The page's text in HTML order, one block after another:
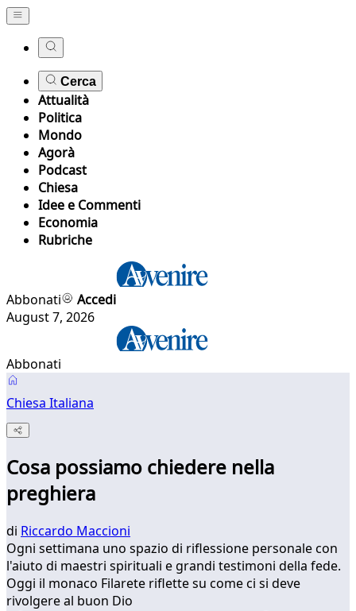
Cerca
Attualità
Politica
Mondo
Agorà
Podcast
Chiesa
Idee e Commenti
Economia
Rubriche
Abbonati
Accedi
August 7, 2026
Abbonati
Chiesa Italiana
Cosa possiamo chiedere nella
preghiera
di Riccardo Maccioni
Ogni settimana uno spazio di riflessione personale con
l'aiuto di maestri spirituali e grandi testimoni della fede.
Oggi il monaco Filarete riflette su come ci si deve
rivolgere al buon Dio